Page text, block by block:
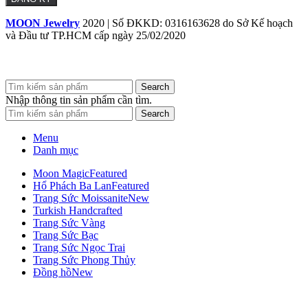
MOON Jewelry 2020 | Số ĐKKD: 0316163628 do Sở Kế hoạch
và Đầu tư TP.HCM cấp ngày 25/02/2020
Search
Nhập thông tin sản phẩm cần tìm.
Search
Menu
Danh mục
Moon MagicFeatured
Hổ Phách Ba LanFeatured
Trang Sức MoissaniteNew
Turkish Handcrafted
Trang Sức Vàng
Trang Sức Bạc
Trang Sức Ngọc Trai
Trang Sức Phong Thủy
Đồng hồNew